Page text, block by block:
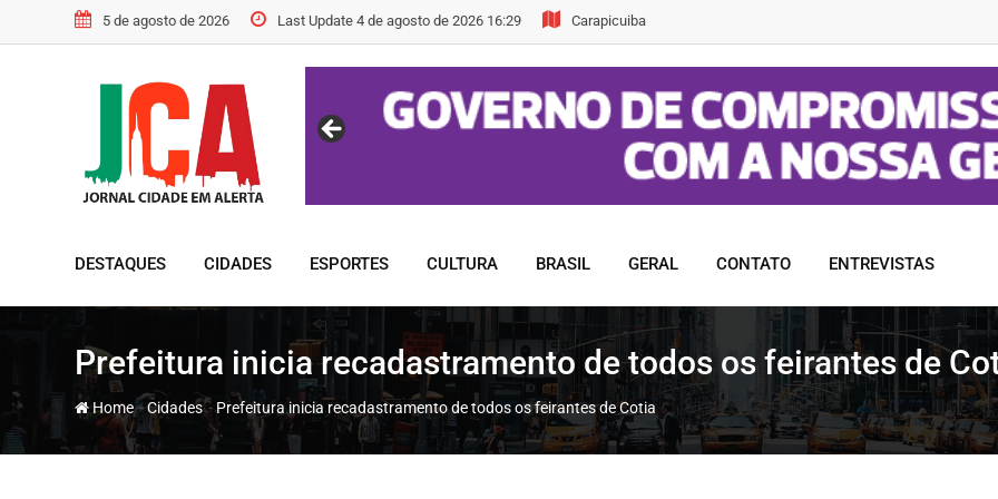
to
5 de agosto de 2026 Last Update 4 de agosto de 2026 16:29 Carapicuiba
DESTAQUES CIDADES ESPORTES CULTURA BRASIL GERAL CONTATO ENTREVISTAS
Prefeitura inicia recadastramento de todos os feirantes de
Home-Cidades-Prefeitura inicia recadastramento de todos os feirantes de Cotia